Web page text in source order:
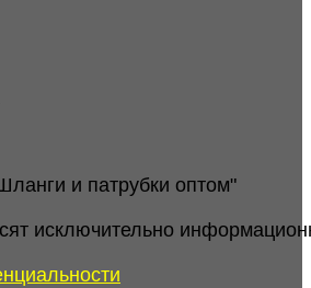
и патрубки оптом"
исключительно